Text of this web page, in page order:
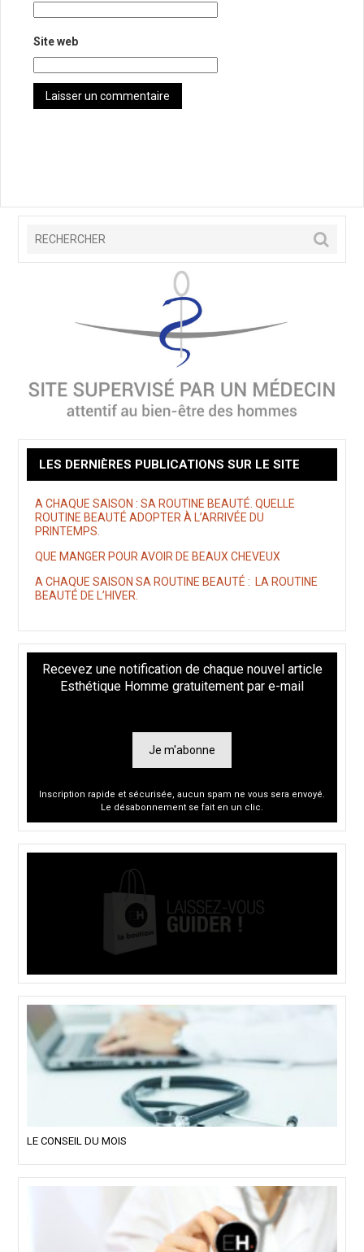
Site web
LES DERNIÈRES PUBLICATIONS SUR LE SITE
A CHAQUE SAISON : SA ROUTINE BEAUTÉ. QUELLE
ROUTINE BEAUTÉ ADOPTER À L’ARRIVÉE DU
PRINTEMPS.
QUE MANGER POUR AVOIR DE BEAUX CHEVEUX
A CHAQUE SAISON SA ROUTINE BEAUTÉ : LA ROUTINE
BEAUTÉ DE L’HIVER.
Recevez une notification de chaque nouvel article
Esthétique Homme gratuitement par e-mail
Je m'abonne
Inscription rapide et sécurisée, aucun spam ne vous sera envoyé.
Le désabonnement se fait en un clic.
LE CONSEIL DU MOIS